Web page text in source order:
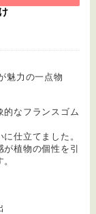
魅力の一点物
的なフランスゴム
仕立てました。
植物の個性を引